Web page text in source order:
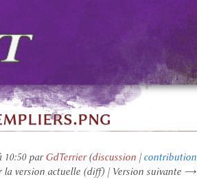
10:50 parGdTerrier (discussion |
version actuelle (diff) | Version suivante